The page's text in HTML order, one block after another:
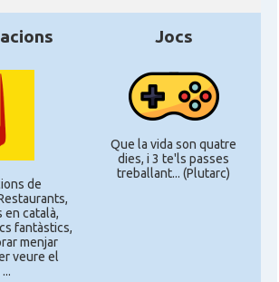
de
en català,
fantàstics,
menjar
veure el
Jocs
Que la vida son quatre
dies, i 3 te'ls passes
treballant... (Plutarc)